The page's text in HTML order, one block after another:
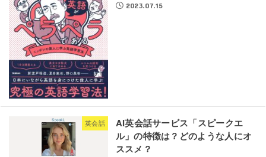
2023.07.15
英会話
AI英会話サービス「スピークエ
ル」の特徴は？どのような人にオ
ススメ？